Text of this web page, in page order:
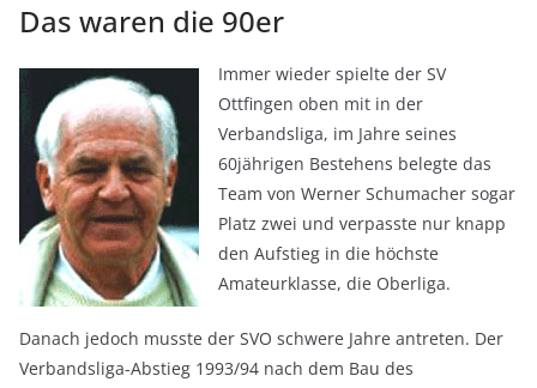
Das waren die 90er
Immer wieder spielte der SV
Ottfingen oben mit in der
Verbandsliga, im Jahre seines
60jährigen Bestehens belegte das
Team von Werner Schumacher sogar
Platz zwei und verpasste nur knapp
den Aufstieg in die höchste
Amateurklasse, die Oberliga.
Danach jedoch musste der SVO schwere Jahre antreten. Der
Verbandsliga-Abstieg 1993/94 nach dem Bau des